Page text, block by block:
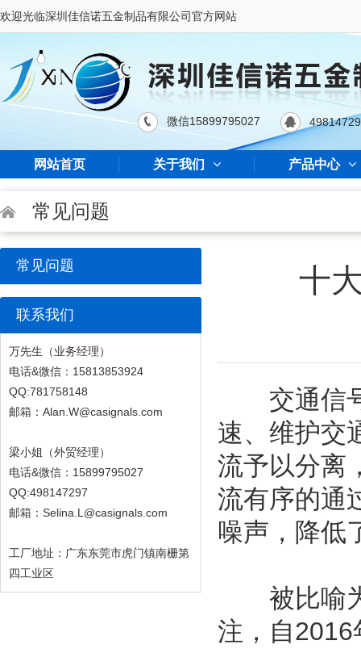
欢迎光临深圳佳信诺五金制品有限公司官方网站
微信15899795027
网站首页 关于我们 产品中心
常见问题
常见问题
联系我们
万先生（业务经理）
电话&微信：15813853924
QQ:781758148
邮箱：Alan.W@casignals.com
梁小姐（外贸经理）
电话&微信：15899795027
QQ:498147297
邮箱：Selina.L@casignals.com
工厂地址：广东东莞市虎门镇南栅第
四工业区
十
交通信号
速、维护交
流予以分离
流有序的通
噪声，降低
被比喻为
注，自